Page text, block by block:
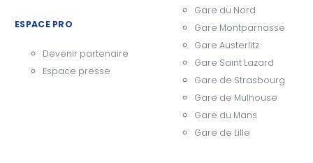
ESPACE PRO
Devenir partenaire
Espace presse
Gare du Nord
Gare Montparnasse
Gare Austerlitz
Gare Saint Lazard
Gare de Strasbourg
Gare de Mulhouse
Gare du Mans
Gare de Lille